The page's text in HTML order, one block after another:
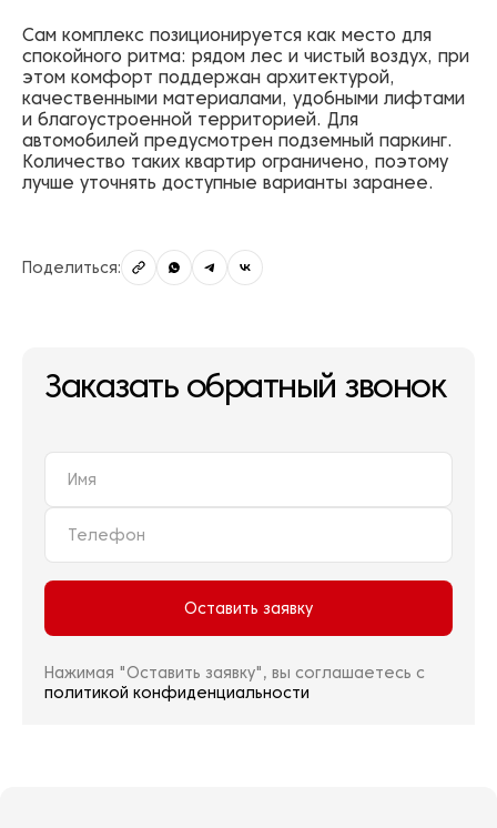
Сам комплекс позиционируется как место для
спокойного ритма: рядом лес и чистый воздух, при
этом комфорт поддержан архитектурой,
качественными материалами, удобными лифтами
и благоустроенной территорией. Для
автомобилей предусмотрен подземный паркинг.
Количество таких квартир ограничено, поэтому
лучше уточнять доступные варианты заранее.
Поделиться:
Заказать обратный звонок
Оставить заявку
Нажимая "Оставить заявку", вы соглашаетесь с
политикой конфиденциальности